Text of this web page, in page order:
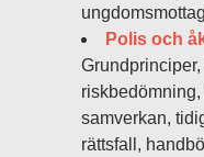
Polis och
samverkan,
rättsfall,